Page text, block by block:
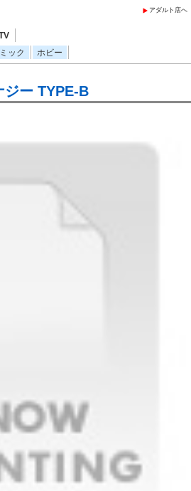
アダルト店へ
ック ホビー
ジー TYPE-B